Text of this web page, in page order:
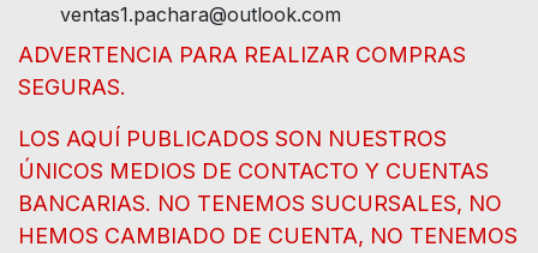
ventas1.pachara@outlook.com
ADVERTENCIA PARA REALIZAR COMPRAS
SEGURAS.
LOS AQUÍ PUBLICADOS SON NUESTROS
ÚNICOS MEDIOS DE CONTACTO Y CUENTAS
BANCARIAS. NO TENEMOS SUCURSALES, NO
HEMOS CAMBIADO DE CUENTA, NO TENEMOS